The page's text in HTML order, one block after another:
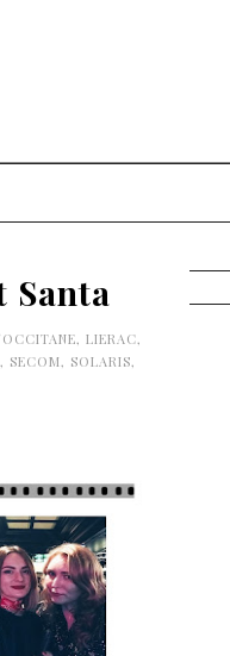
Santa
, LIERAC,
, SECOM, SOLARIS,